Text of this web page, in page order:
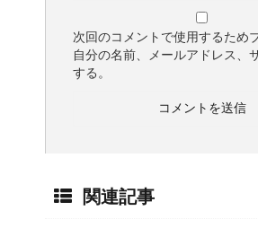
次回のコメントで使用するため
自分の名前、メールアドレス、
する。
関連記事